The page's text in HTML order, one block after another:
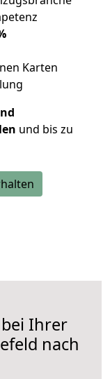
Karten
und bis zu
Ihrer
nach